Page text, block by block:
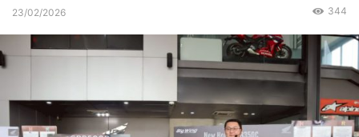
23/02/2026 344